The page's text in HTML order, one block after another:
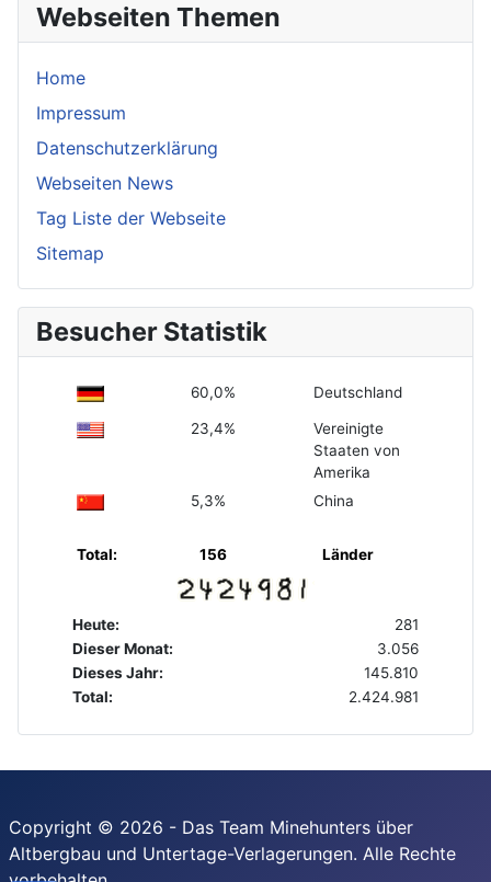
Webseiten Themen
Home
Impressum
Datenschutzerklärung
Webseiten News
Tag Liste der Webseite
Sitemap
Besucher Statistik
60,0% Deutschland
23,4%
Vereinigte
Staaten von
Amerika
5,3%
China
Total: 156 Länder
Heute:
281
Dieser Monat:
3.056
Dieses Jahr:
145.810
Total:
2.424.981
Copyright © 2026 - Das Team Minehunters über
Altbergbau und Untertage-Verlagerungen. Alle Rechte